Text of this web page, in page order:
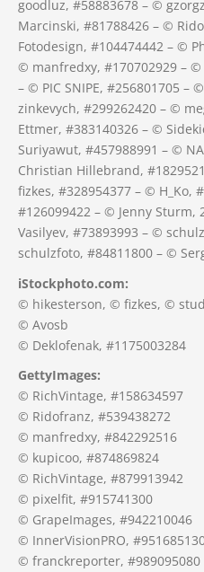
goodluz, #58883678 – ©
Marcinski, #81788426 – ©
Fotodesign, #104474442 – ©
© manfredxy, #170702929 –
– © PIC SNIPE, #256801705
zinkevych, #299262420 – ©
Ettmer, #383140326 – ©
Suriyawut, #457988991 – ©
Christian Hillebrand,
fizkes, #328954377 – © H_Ko,
#126099422 – © Jenny Sturm,
Vasilyev, #73893993 – ©
schulzfoto, #84811800 – ©
iStockphoto.com:
© hikesterson, © fizkes, ©
© Avosb
© Deklofenak, #1175003284
GettyImages:
© RichVintage, #158634597
© Ridofranz, #539438272
© manfredxy, #842292516
© kupicoo, #874869824
© RichVintage, #879913942
© pixelfit, #915741300
© GrapeImages, #942210046
© InnerVisionPRO,
© franckreporter, #989095080